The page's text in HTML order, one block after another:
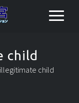
child
illegitimate child